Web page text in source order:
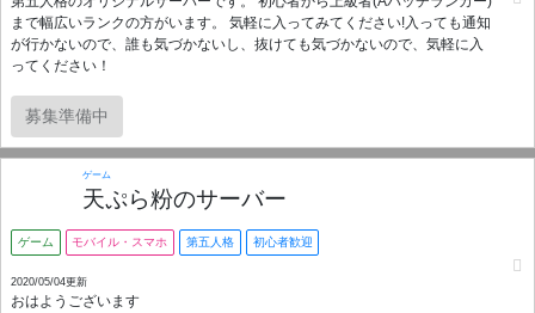
まで幅広いランクの方がいます。 気軽に入ってみてください!入っても通知
が行かないので、誰も気づかないし、抜けても気づかないので、気軽に入
ってください！
募集準備中
ゲーム
天ぷら粉のサーバー
ゲーム モバイル・スマホ 第五人格 初心者歓迎
2020/05/04更新
おはようございます